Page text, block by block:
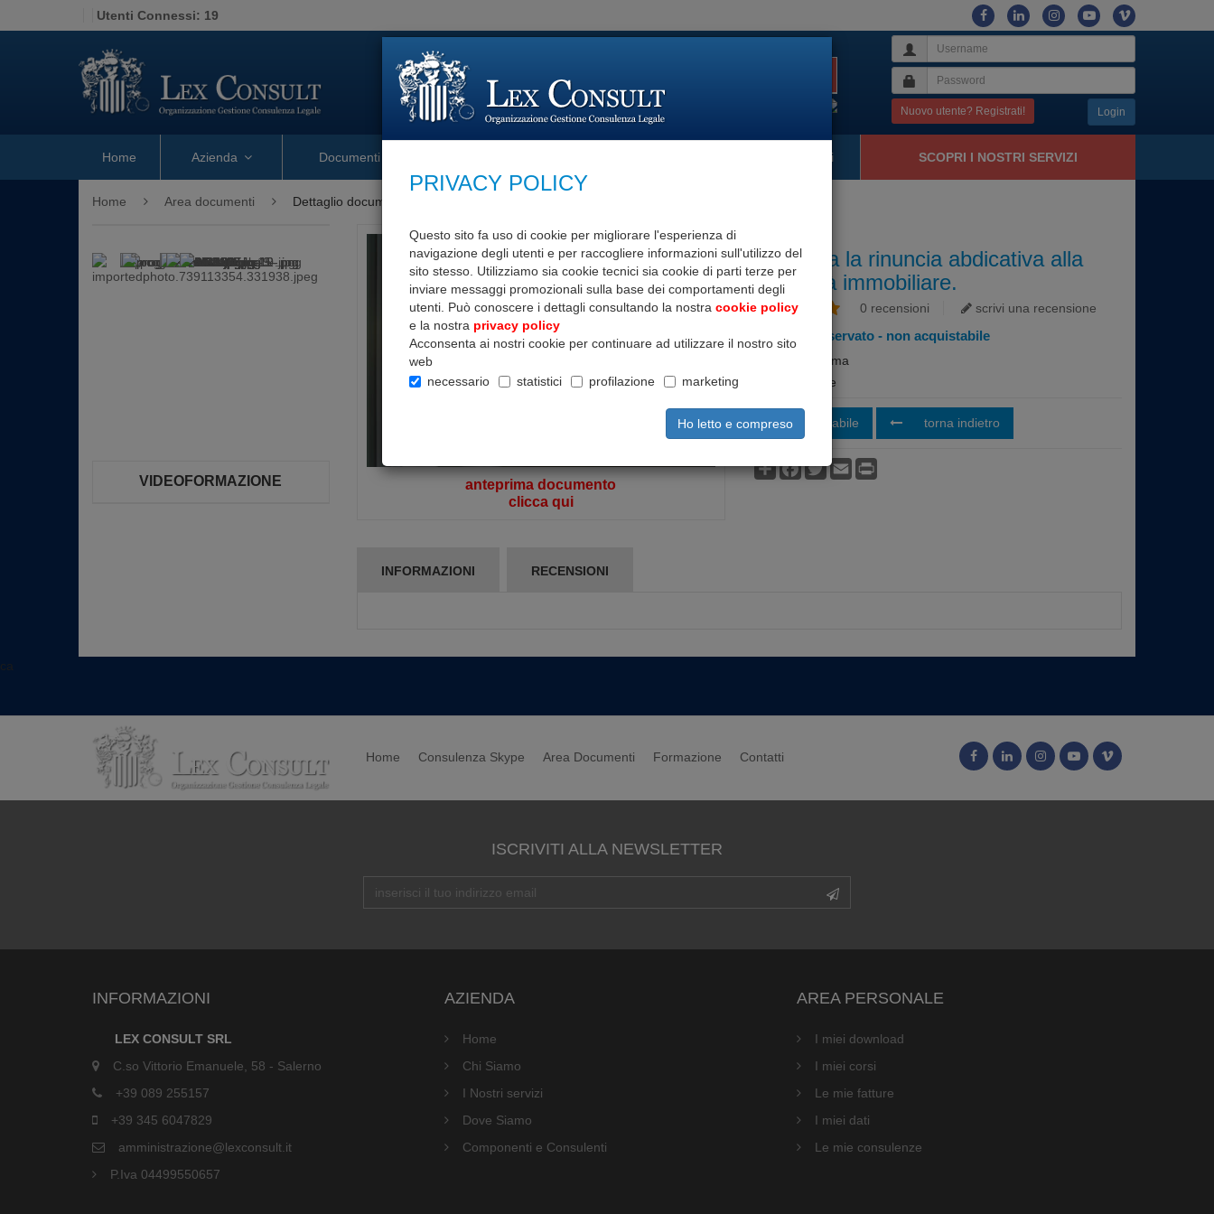
Utenti Connessi: 19
Nuovo utente? Registrati! Login
Home Azienda Documenti Contatti SCOPRI I NOSTRI SERVIZI
Home Area documenti Dettaglio documento
VIDEOFORMAZIONE
anteprima documento
clicca qui
Legittima la rinuncia abdicativa alla
proprietà immobiliare.
0 recensioni scrivi una recensione
download riservato - non acquistabile
Articoli a tema
Formazione
non acquistabile torna indietro
Condividi
Facebook
TwitterEmail
INFORMAZIONI RECENSIONI
Home Consulenza Skype Area Documenti Formazione Contatti
ISCRIVITI ALLA NEWSLETTER
INFORMAZIONI
LEX CONSULT SRL
C.so Vittorio Emanuele, 58 - Salerno
+39 089 255157
+39 345 6047829
amministrazione@lexconsult.it
P.Iva 04499550657
AZIENDA
Home
Chi Siamo
I Nostri servizi
Dove Siamo
Componenti e Consulenti
AREA PERSONALE
I miei download
I miei corsi
Le mie fatture
I miei dati
Le mie consulenze
PRIVACY POLICY
Questo sito fa uso di cookie per migliorare l'esperienza di
navigazione degli utenti e per raccogliere informazioni sull'utilizzo del
sito stesso. Utilizziamo sia cookie tecnici sia cookie di parti terze per
inviare messaggi promozionali sulla base dei comportamenti degli
utenti. Può conoscere i dettagli consultando la nostra cookie policy
e la nostra privacy policy
Acconsenta ai nostri cookie per continuare ad utilizzare il nostro sito
web
necessario
statistici profilazione marketing
Ho letto e compreso